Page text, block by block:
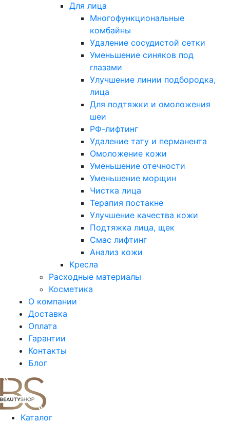
Для лица
Многофункциональные
комбайны
Удаление сосудистой сетки
Уменьшение синяков под
глазами
Улучшение линии подбородка,
лица
Для подтяжки и омоложения
шеи
РФ-лифтинг
Удаление тату и перманента
Омоложение кожи
Уменьшение отечности
Уменьшение морщин
Чистка лица
Терапия постакне
Улучшение качества кожи
Подтяжка лица, щек
Смас лифтинг
Анализ кожи
Кресла
Расходные материалы
Косметика
О компании
Доставка
Оплата
Гарантии
Контакты
Блог
Каталог